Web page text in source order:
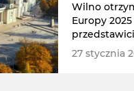
Wilno
Europy
27 stycznia